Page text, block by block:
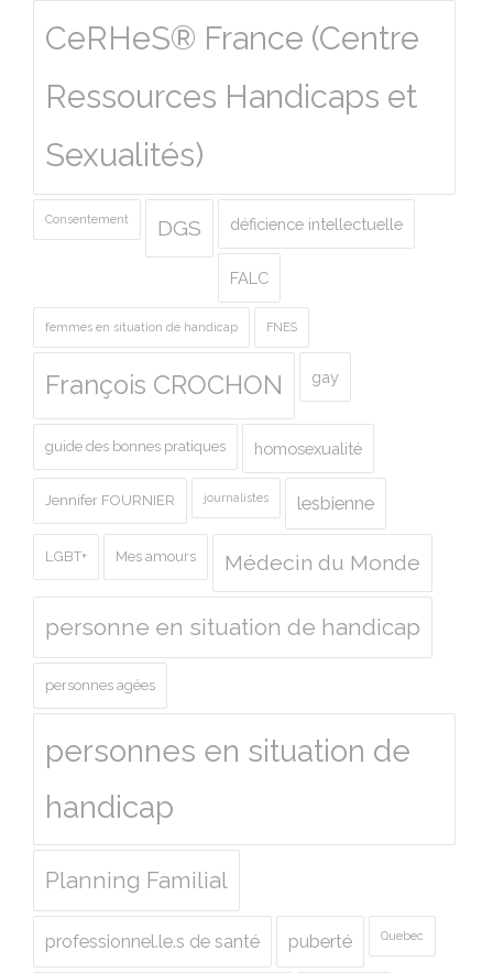
CeRHeS® France (Centre
Ressources Handicaps et
Sexualités)
Consentement DGS déficience intellectuelle
FALC
femmes en situation de handicap FNES
François CROCHON gay
guide des bonnes pratiques homosexualité
Jennifer FOURNIER journalistes lesbienne
LGBT+ Mes amours Médecin du Monde
personne en situation de handicap
personnes agées
personnes en situation de
handicap
Planning Familial
professionnel.le.s de santé puberté Quebec